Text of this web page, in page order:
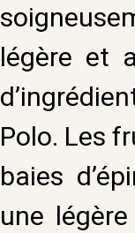
légère et
Polo. Les
baies
une